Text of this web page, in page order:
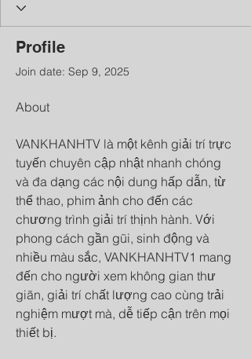
Profile
Join date: Sep 9, 2025
About
VANKHANHTV là một kênh giải trí trực
tuyến chuyên cập nhật nhanh chóng
và đa dạng các nội dung hấp dẫn, từ
thể thao, phim ảnh cho đến các
chương trình giải trí thịnh hành. Với
phong cách gần gũi, sinh động và
nhiều màu sắc, VANKHANHTV1 mang
đến cho người xem không gian thư
giãn, giải trí chất lượng cao cùng trải
nghiệm mượt mà, dễ tiếp cận trên mọi
thiết bị.